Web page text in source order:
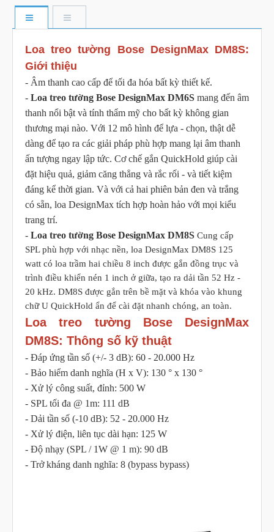
Loa treo tường Bose DesignMax DM8S:
Giới thiệu
- Âm thanh cao cấp để tối đa hóa bất kỳ thiết kế.
- Loa treo tường Bose DesignMax DM6S mang đến âm
thanh nổi bật và tính thẩm mỹ cho bất kỳ không gian
thương mại nào. Với 12 mô hình để lựa - chọn, thật dễ
dàng để tạo ra các giải pháp phù hợp mang lại âm thanh
ấn tượng ngay lập tức. Cơ chế gắn QuickHold giúp cài
đặt hiệu quả, giảm căng thẳng và rắc rối - và tiết kiệm
đáng kể thời gian. Và với cả hai phiên bản đen và trắng
có sẵn, loa DesignMax tích hợp hoàn hảo với mọi kiểu
trang trí.
- Loa treo tường Bose DesignMax DM8S Cung cấp
SPL phù hợp với nhạc nền, loa DesignMax DM8S 125
watt có loa trầm hai chiều 8 inch được gắn đồng trục và
trình điều khiển nén 1 inch ở giữa, tạo ra dải tần 52 Hz -
20 kHz. DM8S được gắn trên bề mặt và khóa vào khung
chữ U QuickHold ẩn để cài đặt nhanh chóng, an toàn.
Loa treo tường Bose DesignMax
DM8S: Thông số kỹ thuật
- Đáp ứng tần số (+/- 3 dB): 60 - 20.000 Hz
- Bảo hiểm danh nghĩa (H x V): 130 ° x 130 °
- Xử lý công suất, đỉnh: 500 W
- SPL tối đa @ 1m: 111 dB
- Dải tần số (-10 dB): 52 - 20.000 Hz
- Xử lý điện, liên tục dài hạn: 125 W
- Độ nhạy (SPL / 1W @ 1 m): 90 dB
- Trở kháng danh nghĩa: 8 (bypass bypass)